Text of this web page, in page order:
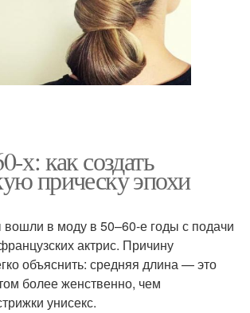
х: как создать
прическу эпохи
в моду в 50–60-е годы с подачи
актрис. Причину
объяснить: средняя длина — это
более женственно, чем
унисекс.